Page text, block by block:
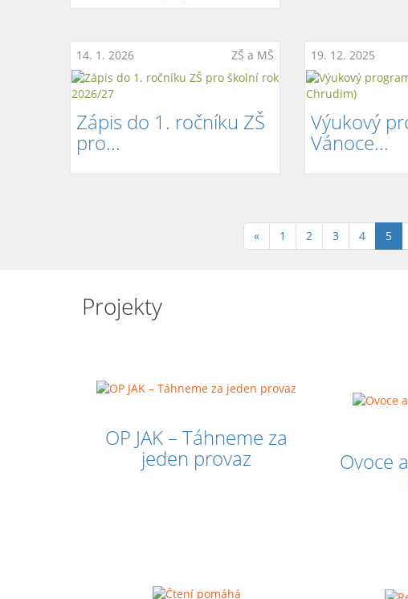
14. 1. 2026 ZŠ a MŠ
Zápis do 1. ročníku ZŠ
pro...
19. 12. 2025
Výukový
Vánoce...
« 1 2 3 4 5
Projekty
OP JAK – Táhneme za
jeden provaz Ovoce